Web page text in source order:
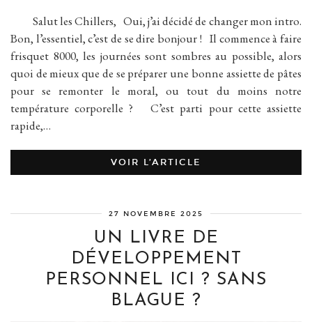
Salut les Chillers, Oui, j’ai décidé de changer mon intro.
Bon, l’essentiel, c’est de se dire bonjour ! Il commence à faire
frisquet 8000, les journées sont sombres au possible, alors
quoi de mieux que de se préparer une bonne assiette de pâtes
pour se remonter le moral, ou tout du moins notre
température corporelle ? C’est parti pour cette assiette
rapide,…
VOIR L’ARTICLE
27 NOVEMBRE 2025
UN LIVRE DE
DÉVELOPPEMENT
PERSONNEL ICI ? SANS
BLAGUE ?